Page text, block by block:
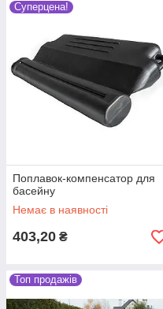
Суперцена!
Поплавок-компенсатор для
басейну
Немає в наявності
403,20 ₴
Топ продажів